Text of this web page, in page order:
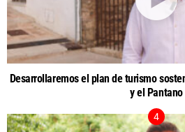
Desarrollaremos el plan de turismo
y el Pantano